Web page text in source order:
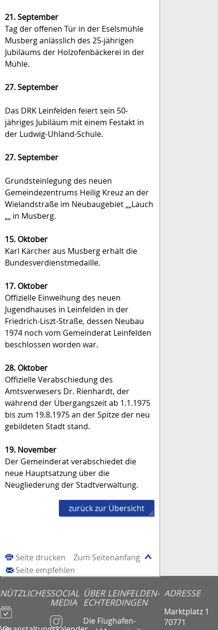
21. September
Tag der offenen Tür in der Eselsmühle
Musberg anlässlich des 25-jährigen
Jubiläums der Holzofenbäckerei in der
Mühle.
27. September
Das DRK Leinfelden feiert sein 50-
jähriges Jubiläum mit einem Festakt in
der Ludwig-Uhland-Schule.
27. September
Grundsteinlegung des neuen
Gemeindezentrums Heilig Kreuz an der
Wielandstraße im Neubaugebiet „„Lauch
„„ in Musberg.
15. Oktober
Karl Kärcher aus Musberg erhält die
Bundesverdienstmedaille.
17. Oktober
Offizielle Einweihung des neuen
Jugendhauses in Leinfelden in der
Friedrich-Liszt-Straße, dessen Neubau
1974 noch vom Gemeinderat Leinfelden
beschlossen worden war.
28. Oktober
Offizielle Verabschiedung des
Amtsverwesers Dr. Rienhardt, der
während der Übergangszeit ab 1.1.1975
bis zum 19.8.1975 an der Spitze der neu
gebildeten Stadt stand.
19. November
Der Gemeinderat verabschiedet die
neue Hauptsatzung über die
Neugliederung der Stadtverwaltung.
zurück zur Übersicht
Zum Seitenanfang
Seite drucken
Seite empfehlen
NÜTZLICHESSOCIAL
MEDIA
ÜBER LEINFELDEN-
ECHTERDINGEN
Die Flughafen-
ADRESSE
Marktplatz 1
70771